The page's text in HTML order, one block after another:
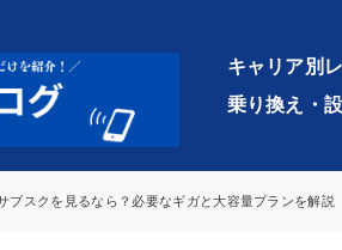
キャリア別
乗り換え・
ブスクを見るなら？必要なギガと大容量プランを解説